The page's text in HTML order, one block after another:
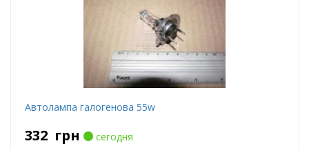
Автолампа галогенова 55w
332 грн
сегодня